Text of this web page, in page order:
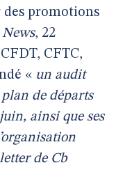
promotions
, 22
CFTC,
« un audit
de départs
ainsi que ses
de Cb